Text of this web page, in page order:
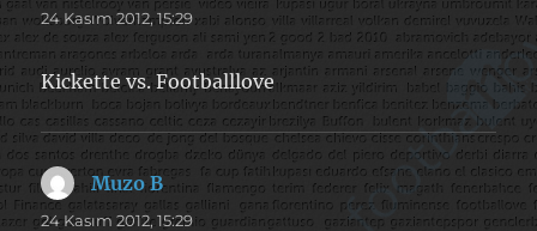
ki:
24 Kasım 2012, 15:29
Kickette vs. Footballlove
Muzo Bdedi
ki:
24 Kasım 2012, 15:29